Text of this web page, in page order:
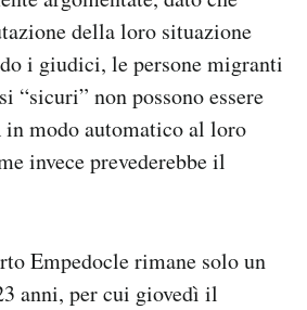
della loro situazione
i giudici, le persone migranti
“sicuri” non possono essere
in modo automatico al loro
invece prevederebbe il
Empedocle rimane solo un
anni, per cui giovedì il